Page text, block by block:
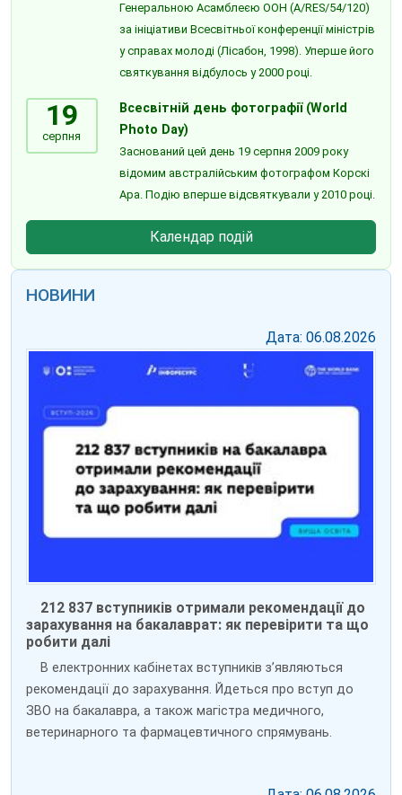
Генеральною Асамблеєю ООН (A/RES/54/120)
за ініціативи Всесвітньої конференції міністрів
у справах молоді (Лісабон, 1998). Уперше його
святкування відбулось у 2000 році.
19
серпня
Всесвітній день фотографії (World
Photo Day)
Заснований цей день 19 серпня 2009 року
відомим австралійським фотографом Корскі
Ара. Подію вперше відсвяткували у 2010 році.
Календар подій
НОВИНИ
Дата: 06.08.2026
212 837 вступників отримали рекомендації до
зарахування на бакалаврат: як перевірити та що
робити далі
В електронних кабінетах вступників зʼявляються
рекомендації до зарахування. Йдеться про вступ до
ЗВО на бакалавра, а також магістра медичного,
ветеринарного та фармацевтичного спрямувань.